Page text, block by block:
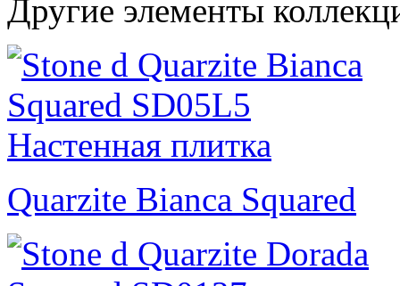
Другие элементы
Quarzite Bianca Squared